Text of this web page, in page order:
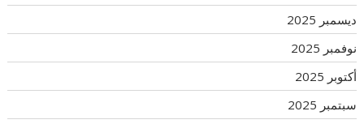
ديسمبر 2025
نوفمبر 2025
أكتوبر 2025
سبتمبر 2025